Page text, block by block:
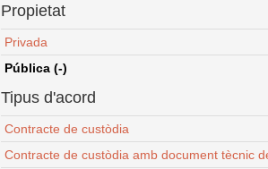
Propietat
Privada
Pública (-)
Tipus d'acord
Contracte de custòdia
Contracte de custòdia amb document tècnic